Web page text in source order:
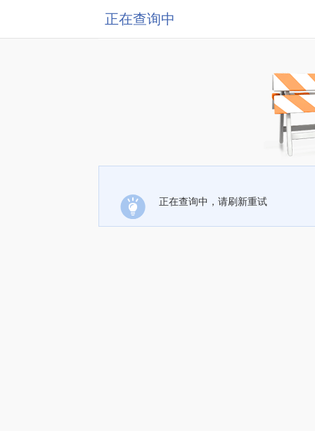
正在查询中
正在查询中，请刷新重试